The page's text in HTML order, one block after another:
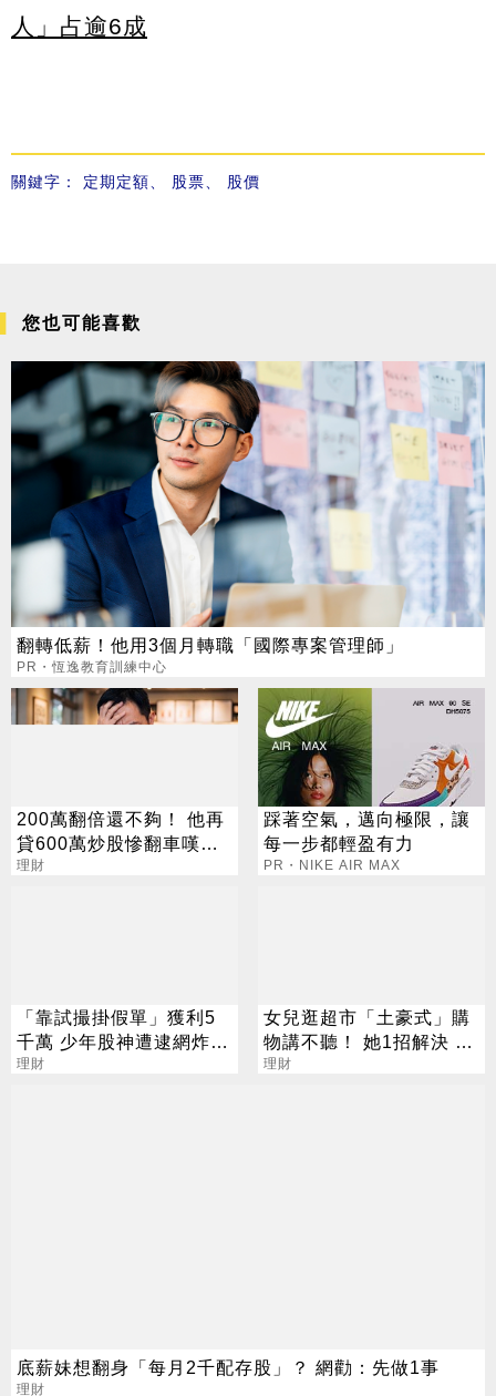
人」占逾6成
關鍵字： 定期定額、 股票、 股價
您也可能喜歡
翻轉低薪！他用3個月轉職「國際專案管理師」
PR・恆逸教育訓練中心
200萬翻倍還不夠！ 他再
貸600萬炒股慘翻車嘆：
拜紫南宮也沒用
理財
踩著空氣，邁向極限，讓
每一步都輕盈有力
PR・NIKE AIR MAX
「靠試撮掛假單」獲利5
千萬 少年股神遭逮網炸
鍋：主力不都這樣玩
理財
女兒逛超市「土豪式」購
物講不聽！ 她1招解決 財
經專家讚爆
理財
底薪妹想翻身「每月2千配存股」？ 網勸：先做1事
理財